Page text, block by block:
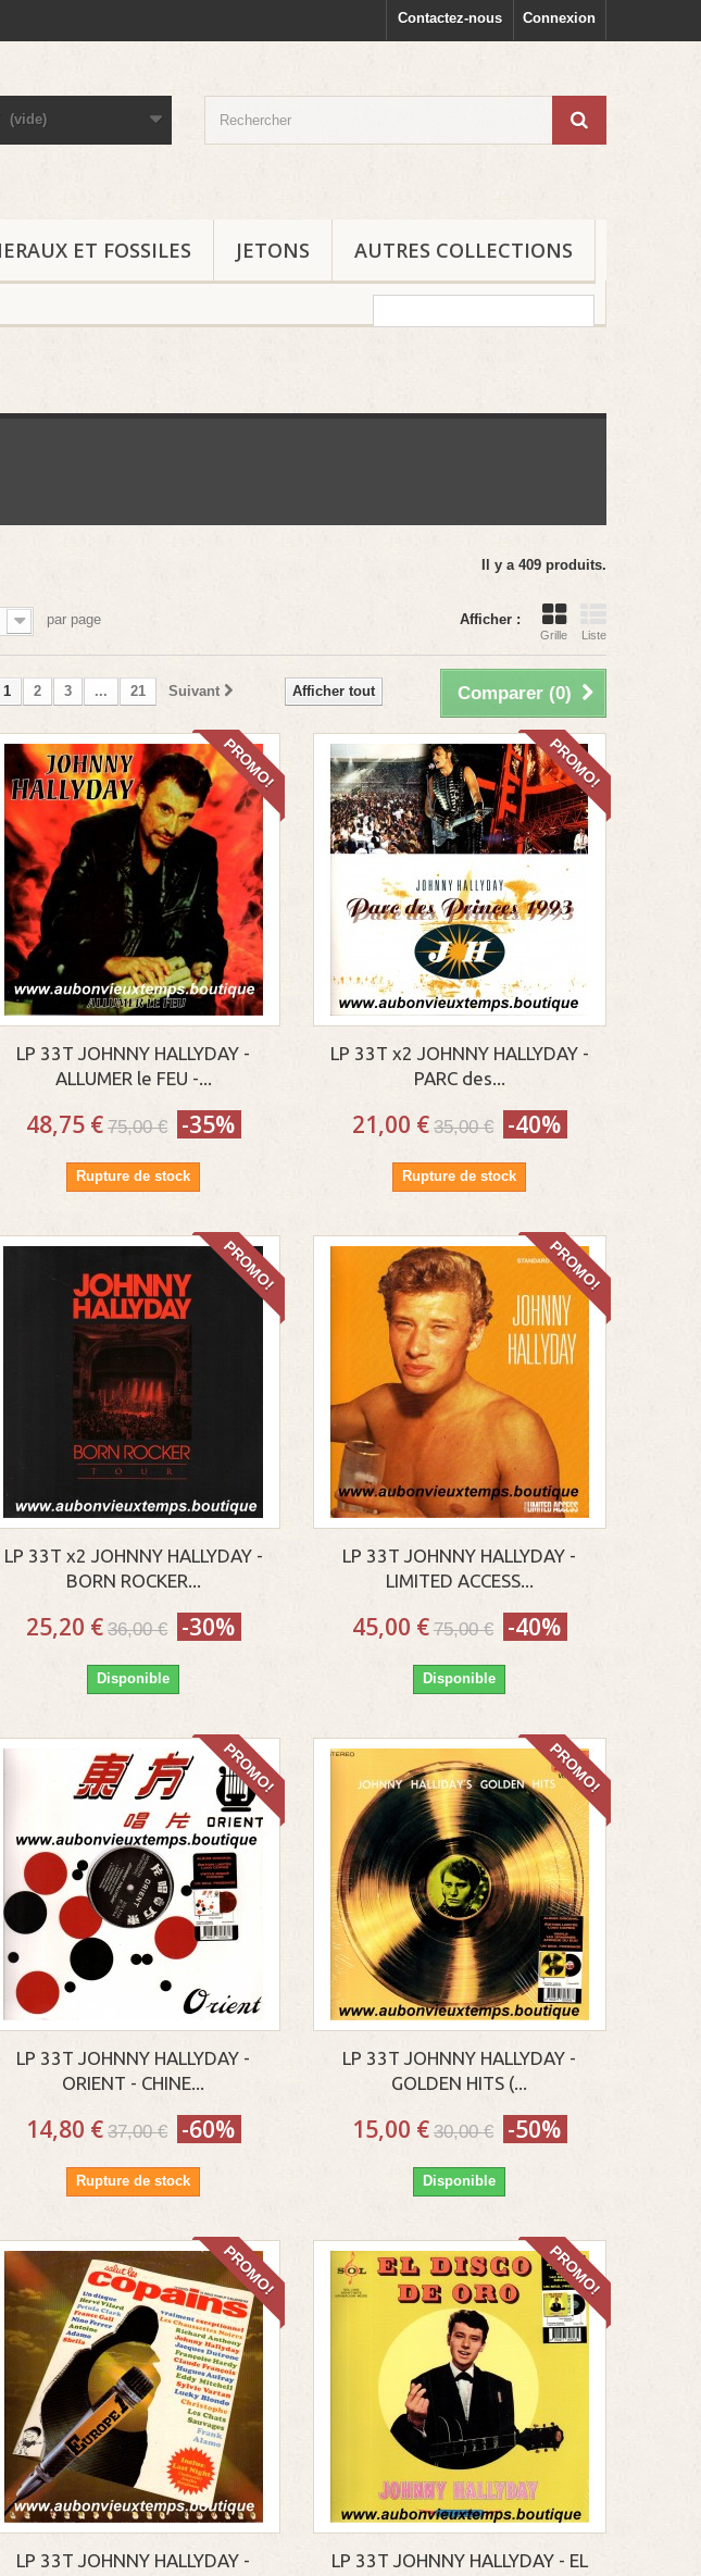
Connexion
Contactez-nous
(vide)
ET FOSSILES JETONS AUTRES COLLECTIONS
Il y a 409 produits.
Afficher :
Grille Liste
par page
Comparer (0)
Afficher tout
1 2 3 ... 21 Suivant
PROMO!
LP 33T JOHNNY HALLYDAY -
ALLUMER le FEU -...
48,75 € 75,00 € -35%
Rupture de stock
PROMO!
LP 33T x2 JOHNNY HALLYDAY -
PARC des...
21,00 € 35,00 € -40%
Rupture de stock
PROMO!
LP 33T x2 JOHNNY HALLYDAY -
BORN ROCKER...
25,20 € 36,00 € -30%
Disponible
PROMO!
LP 33T JOHNNY HALLYDAY -
LIMITED ACCESS...
45,00 € 75,00 € -40%
Disponible
PROMO!
LP 33T JOHNNY HALLYDAY -
ORIENT - CHINE...
14,80 € 37,00 € -60%
Rupture de stock
PROMO!
LP 33T JOHNNY HALLYDAY -
GOLDEN HITS (...
15,00 € 30,00 € -50%
Disponible
PROMO!
LP 33T JOHNNY HALLYDAY -
PROMO!
LP 33T JOHNNY HALLYDAY - EL